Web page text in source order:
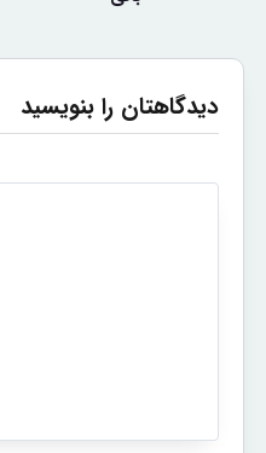
دیدگاهتان را بنویسید